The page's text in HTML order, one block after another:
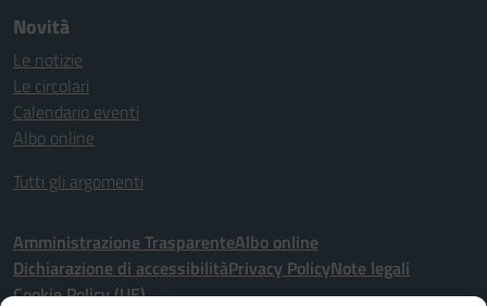
Novità
Le notizie
Le circolari
Calendario eventi
Albo online
Tutti gli argomenti
Amministrazione TrasparenteAlbo online
Dichiarazione di accessibilitàPrivacy PolicyNote legali
Cookie Policy (UE)